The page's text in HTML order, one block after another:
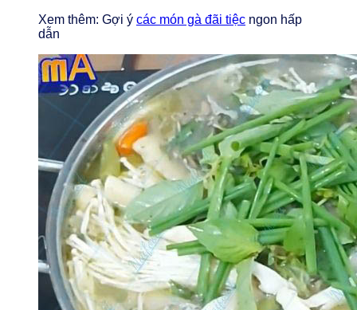
Xem thêm: Gợi ý các món gà đãi tiệc ngon hấp
dẫn